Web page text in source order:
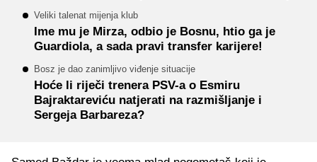
Veliki talenat mijenja klub
Ime mu je Mirza, odbio je Bosnu, htio ga je
Guardiola, a sada pravi transfer karijere!
Bosz je dao zanimljivo viđenje situacije
Hoće li riječi trenera PSV-a o Esmiru
Bajraktareviću natjerati na razmišljanje i
Sergeja Barbareza?